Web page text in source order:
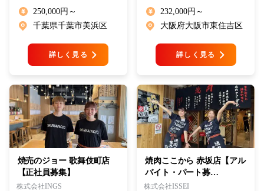
250,000円～
千葉県千葉市美浜区
詳しく見る
232,000円～
大阪府大阪市東住吉区
詳しく見る
焼売のジョー 歌舞伎町店
【正社員募集】
株式会社INGS
焼肉ここから 赤坂店【アル
バイト・パート募…
株式会社ISSEI